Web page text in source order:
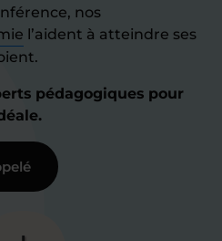
nos
l’aident à atteindre ses
pédagogiques pour